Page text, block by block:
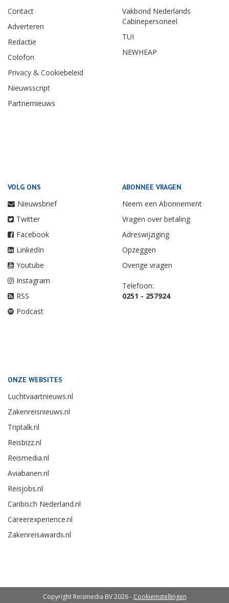
Contact
Adverteren
Redactie
Colofon
Privacy & Cookiebeleid
Nieuwsscript
Partnernieuws
Vakbond Nederlands
Cabinepersoneel
TUI
NEWHEAP
VOLG ONS
Nieuwsbrief
Twitter
Facebook
LinkedIn
Youtube
Instagram
RSS
Podcast
ABONNEE VRAGEN
Neem een Abonnement
Vragen over betaling
Adreswijziging
Opzeggen
Overige vragen
Telefoon:
0251 - 257924
ONZE WEBSITES
Luchtvaartnieuws.nl
Zakenreisnieuws.nl
Triptalk.nl
Reisbizz.nl
Reismedia.nl
Aviabanen.nl
Reisjobs.nl
Caribisch Nederland.nl
Careerexperience.nl
Zakenreisawards.nl
Copyright Reismedia BV 2026 - Cookieinstellingen